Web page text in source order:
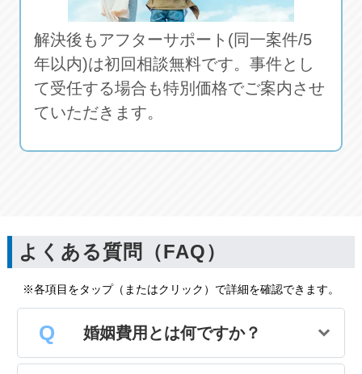
解決後もアフターサポート(同一案件/5
年以内)は初回相談無料です。事件とし
て受任する場合も特別価格でご案内させ
ていただきます。
よくある質問（FAQ）
※各項目をタップ（またはクリック）で詳細を確認できます。
婚姻費用とは何ですか？